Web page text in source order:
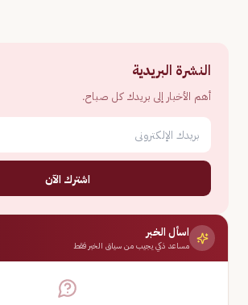
النشرة البريدية
أهم الأخبار إلى بريدك كل صباح.
اشترك الآن
اسأل الخبر
مساعد ذكي يجيب من سياق الخبر فقط